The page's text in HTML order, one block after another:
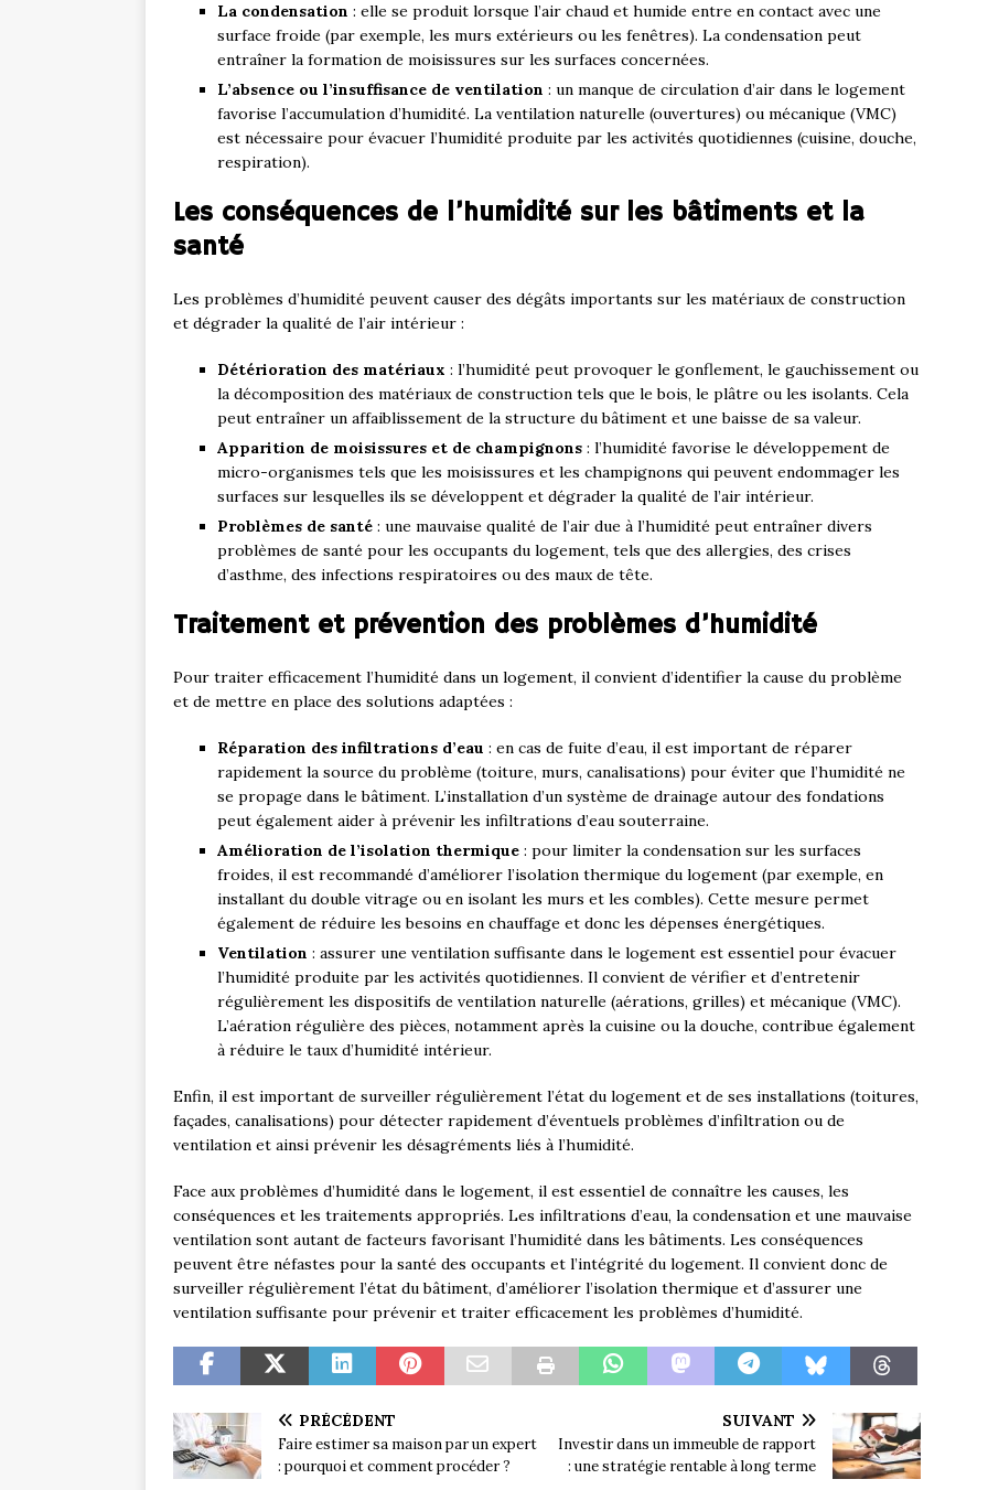
La condensation : elle se produit lorsque l’air chaud et humide entre en contact avec une
surface froide (par exemple, les murs extérieurs ou les fenêtres). La condensation peut
entraîner la formation de moisissures sur les surfaces concernées.
L’absence ou l’insuffisance de ventilation : un manque de circulation d’air dans le logement
favorise l’accumulation d’humidité. La ventilation naturelle (ouvertures) ou mécanique (VMC)
est nécessaire pour évacuer l’humidité produite par les activités quotidiennes (cuisine, douche,
respiration).
Les conséquences de l’humidité sur les bâtiments et la
santé
Les problèmes d’humidité peuvent causer des dégâts importants sur les matériaux de construction
et dégrader la qualité de l’air intérieur :
Détérioration des matériaux : l’humidité peut provoquer le gonflement, le gauchissement ou
la décomposition des matériaux de construction tels que le bois, le plâtre ou les isolants. Cela
peut entraîner un affaiblissement de la structure du bâtiment et une baisse de sa valeur.
Apparition de moisissures et de champignons : l’humidité favorise le développement de
micro-organismes tels que les moisissures et les champignons qui peuvent endommager les
surfaces sur lesquelles ils se développent et dégrader la qualité de l’air intérieur.
Problèmes de santé : une mauvaise qualité de l’air due à l’humidité peut entraîner divers
problèmes de santé pour les occupants du logement, tels que des allergies, des crises
d’asthme, des infections respiratoires ou des maux de tête.
Traitement et prévention des problèmes d’humidité
Pour traiter efficacement l’humidité dans un logement, il convient d’identifier la cause du problème
et de mettre en place des solutions adaptées :
Réparation des infiltrations d’eau : en cas de fuite d’eau, il est important de réparer
rapidement la source du problème (toiture, murs, canalisations) pour éviter que l’humidité ne
se propage dans le bâtiment. L’installation d’un système de drainage autour des fondations
peut également aider à prévenir les infiltrations d’eau souterraine.
Amélioration de l’isolation thermique : pour limiter la condensation sur les surfaces
froides, il est recommandé d’améliorer l’isolation thermique du logement (par exemple, en
installant du double vitrage ou en isolant les murs et les combles). Cette mesure permet
également de réduire les besoins en chauffage et donc les dépenses énergétiques.
Ventilation : assurer une ventilation suffisante dans le logement est essentiel pour évacuer
l’humidité produite par les activités quotidiennes. Il convient de vérifier et d’entretenir
régulièrement les dispositifs de ventilation naturelle (aérations, grilles) et mécanique (VMC).
L’aération régulière des pièces, notamment après la cuisine ou la douche, contribue également
à réduire le taux d’humidité intérieur.
Enfin, il est important de surveiller régulièrement l’état du logement et de ses installations (toitures,
façades, canalisations) pour détecter rapidement d’éventuels problèmes d’infiltration ou de
ventilation et ainsi prévenir les désagréments liés à l’humidité.
Face aux problèmes d’humidité dans le logement, il est essentiel de connaître les causes, les
conséquences et les traitements appropriés. Les infiltrations d’eau, la condensation et une mauvaise
ventilation sont autant de facteurs favorisant l’humidité dans les bâtiments. Les conséquences
peuvent être néfastes pour la santé des occupants et l’intégrité du logement. Il convient donc de
surveiller régulièrement l’état du bâtiment, d’améliorer l’isolation thermique et d’assurer une
ventilation suffisante pour prévenir et traiter efficacement les problèmes d’humidité.
PRÉCÉDENT
Faire estimer sa maison par un expert
: pourquoi et comment procéder ?
SUIVANT
Investir dans un immeuble de rapport
: une stratégie rentable à long terme